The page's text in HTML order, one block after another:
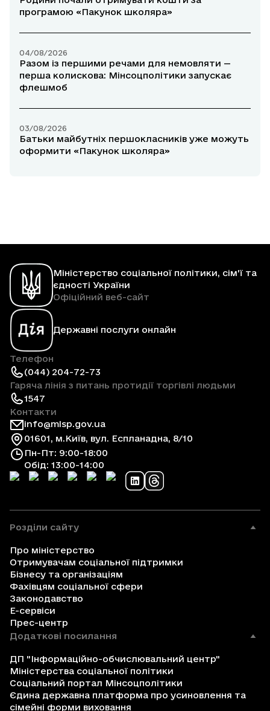
програмою «Пакунок школяра»
04/08/2026
Разом із першими речами для немовляти —
перша колискова: Мінсоцполітики запускає
флешмоб
03/08/2026
Батьки майбутніх першокласників уже можуть
оформити «Пакунок школяра»
Міністерство соціальної політики, сім'ї та
єдності України
Офіційний веб-сайт
Державні послуги онлайн
Телефон
(044) 204-72-73
Гаряча лінія з питань протидії торгівлі людьми
1547
Контакти
info@mlsp.gov.ua
01601, м.Київ, вул. Еспланадна, 8/10
Пн-Пт: 9:00-18:00
Обід: 13:00-14:00
Розділи сайту
Про міністерство
Отримувачам соціальної підтримки
Бізнесу та організаціям
Фахівцям соціальної сфери
Законодавство
Е-сервіси
Прес-центр
Додаткові посилання
ДП "Інформаційно-обчислювальний центр"
Міністерства соціальної політики
Соціальний портал Мінсоцполітики
Єдина державна платформа про усиновлення та
сімейні форми виховання